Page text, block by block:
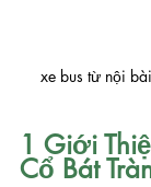
xe bus từ nội
1 Giới
Cổ Bát